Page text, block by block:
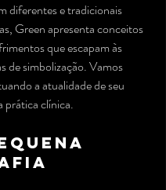
diferentes e tradicionais
Green apresenta conceitos
que escapam às
de simbolização. Vamos
a atualidade de seu
prática clínica.